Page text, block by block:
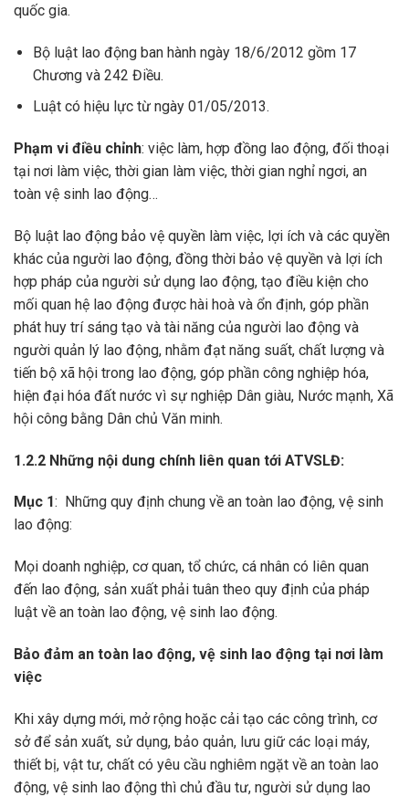
quốc gia.
Bộ luật lao động ban hành ngày 18/6/2012 gồm 17
Chương và 242 Điều.
Luật có hiệu lực từ ngày 01/05/2013.
Phạm vi điều chỉnh: việc làm, hợp đồng lao động, đối thoại
tại nơi làm việc, thời gian làm việc, thời gian nghỉ ngơi, an
toàn vệ sinh lao động…
Bộ luật lao động bảo vệ quyền làm việc, lợi ích và các quyền
khác của người lao động, đồng thời bảo vệ quyền và lợi ích
hợp pháp của người sử dụng lao động, tạo điều kiện cho
mối quan hệ lao động được hài hoà và ổn định, góp phần
phát huy trí sáng tạo và tài năng của người lao động và
người quản lý lao động, nhằm đạt năng suất, chất lượng và
tiến bộ xã hội trong lao động, góp phần công nghiệp hóa,
hiện đại hóa đất nước vì sự nghiệp Dân giàu, Nước mạnh, Xã
hội công bằng Dân chủ Văn minh.
1.2.2 Những nội dung chính liên quan tới ATVSLĐ:
Mục 1: Những quy định chung về an toàn lao động, vệ sinh
lao động:
Mọi doanh nghiệp, cơ quan, tổ chức, cá nhân có liên quan
đến lao động, sản xuất phải tuân theo quy định của pháp
luật về an toàn lao động, vệ sinh lao động.
Bảo đảm an toàn lao động, vệ sinh lao động tại nơi làm
việc
Khi xây dựng mới, mở rộng hoặc cải tạo các công trình, cơ
sở để sản xuất, sử dụng, bảo quản, lưu giữ các loại máy,
thiết bị, vật tư, chất có yêu cầu nghiêm ngặt về an toàn lao
động, vệ sinh lao động thì chủ đầu tư, người sử dụng lao